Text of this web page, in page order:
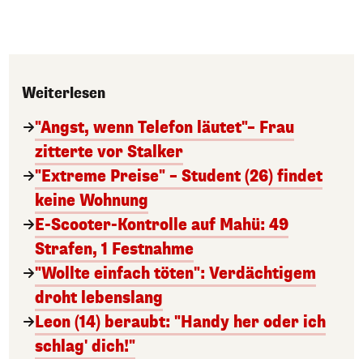
Weiterlesen
"Angst, wenn Telefon läutet"– Frau
zitterte vor Stalker
"Extreme Preise" – Student (26) findet
keine Wohnung
E-Scooter-Kontrolle auf Mahü: 49
Strafen, 1 Festnahme
"Wollte einfach töten": Verdächtigem
droht lebenslang
Leon (14) beraubt: "Handy her oder ich
schlag' dich!"